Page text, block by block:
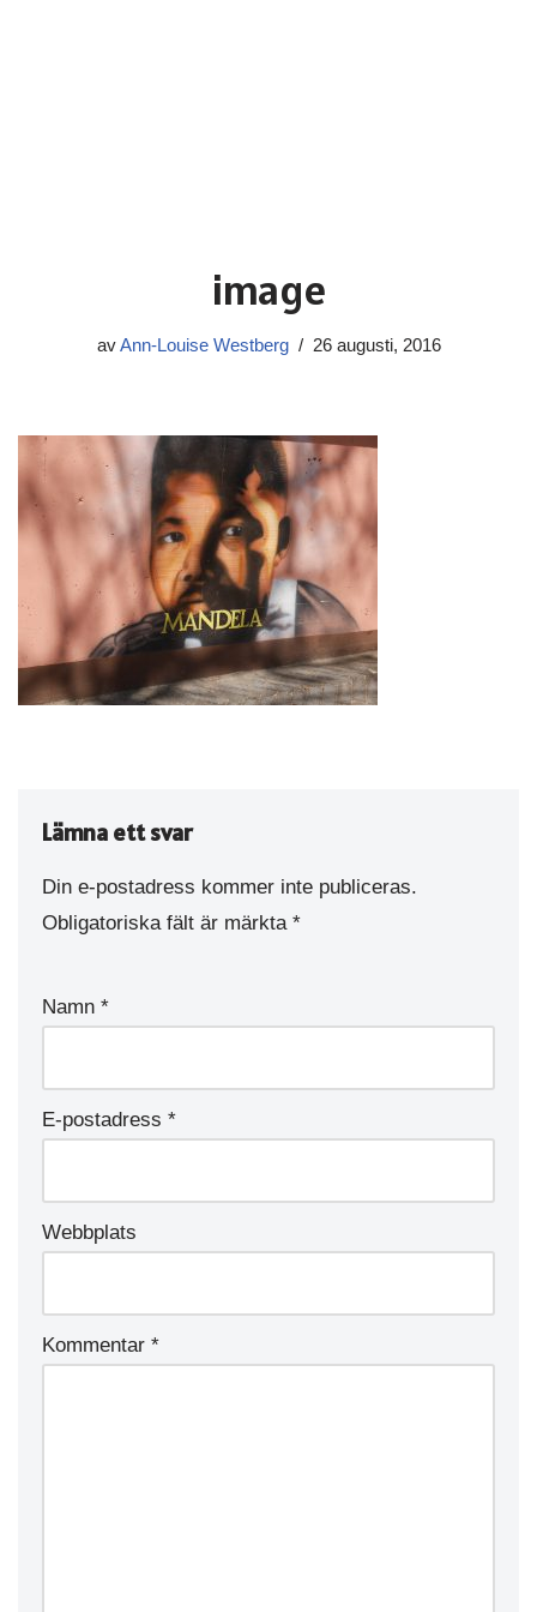
image
avAnn-Louise Westberg 26 augusti, 2016
Lämna ett svar
Din e-postadress kommer inte publiceras.
Obligatoriska fält är märkta *
Namn *
E-postadress *
Webbplats
Kommentar *